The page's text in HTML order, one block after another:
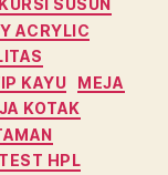
KURSI SUSUN
ACRYLIC
KAYU
MEJA
KOTAK
HPL